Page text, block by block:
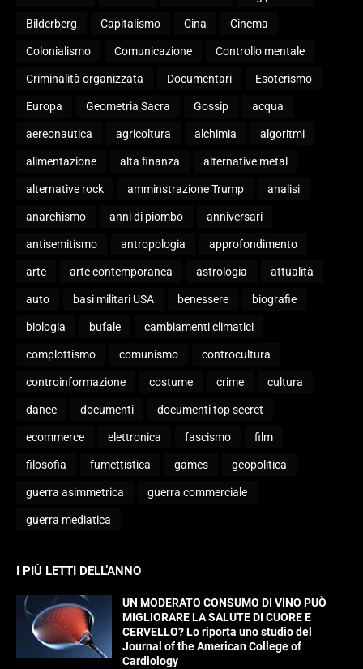
Bilderberg Capitalismo Cina Cinema
Colonialismo Comunicazione Controllo mentale
Criminalità organizzata Documentari Esoterismo
Europa Geometria Sacra Gossip acqua
aereonautica agricoltura alchimia algoritmi
alimentazione alta finanza alternative metal
alternative rock amminstrazione Trump analisi
anarchismo anni di piombo anniversari
antisemitismo antropologia approfondimento
arte arte contemporanea astrologia attualità
auto basi militari USA benessere biografie
biologia bufale cambiamenti climatici
complottismo comunismo controcultura
controinformazione costume crime cultura
dance documenti documenti top secret
ecommerce elettronica fascismo film
filosofia fumettistica games geopolitica
guerra asimmetrica guerra commerciale
guerra mediatica
I PIÙ LETTI DELL’ANNO
UN MODERATO CONSUMO DI VINO PUÒ
MIGLIORARE LA SALUTE DI CUORE E
CERVELLO? Lo riporta uno studio del
Journal of the American College of
Cardiology